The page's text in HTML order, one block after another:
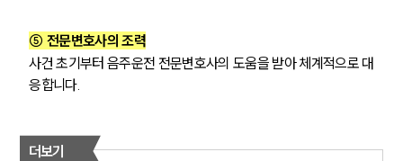
⑤ 전문변호사의 조력
사건 초기부터 음주운전 전문변호사의 도움을 받아 체계적으로 대
응합니다.
더보기